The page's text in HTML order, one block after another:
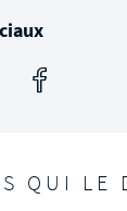
QUI LE